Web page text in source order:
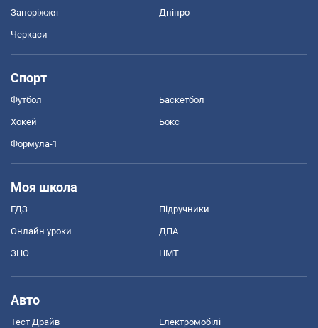
Запоріжжя Дніпро
Черкаси
Спорт
Футбол Баскетбол
Хокей Бокс
Формула-1
Моя школа
ГДЗ Підручники
Онлайн уроки ДПА
ЗНО НМТ
Авто
Тест Драйв Електромобілі